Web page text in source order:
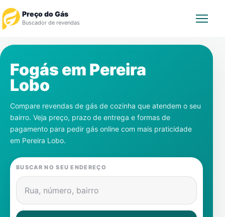
Preço do Gás
Buscador de revendas
Revendedor
Notícias
Cadastre-se
Gás
Contatos
Fogás em Pereira
Lobo
Compare revendas de gás de cozinha que atendem o seu
bairro. Veja preço, prazo de entrega e formas de
pagamento para pedir gás online com mais praticidade
em Pereira Lobo.
BUSCAR NO SEU ENDEREÇO
Rua, número, bairro